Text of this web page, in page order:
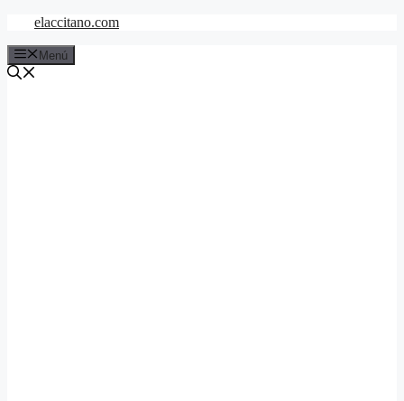
Saltar
contenido
elaccitano.com
Menú